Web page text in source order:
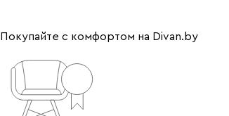
Покупайте с комфортом на Divan.by